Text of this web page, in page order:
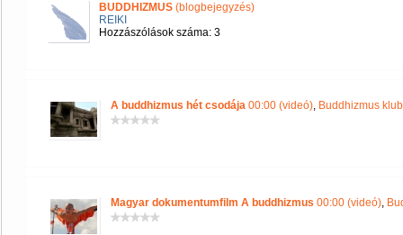
BUDDHIZMUS (blogbejegyzés)
REIKI
Hozzászólások száma: 3
A buddhizmus hét csodája 00:00 (videó), Buddhizmus klub
Magyar dokumentumfilm A buddhizmus 00:00 (videó),